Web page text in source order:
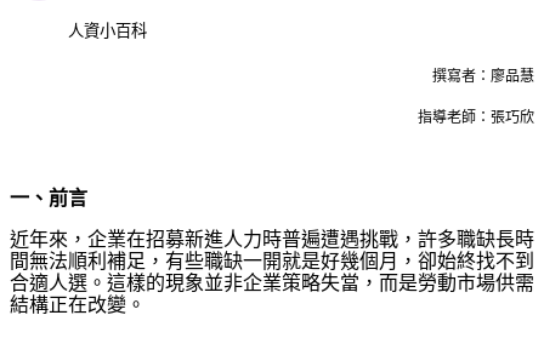
人資小百科
撰寫者：廖品慧
指導老師：張巧欣
一、前言
近年來，企業在招募新進人力時普遍遭遇挑戰，許多職缺長時
間無法順利補足，有些職缺一開就是好幾個月，卻始終找不到
合適人選。這樣的現象並非企業策略失當，而是勞動市場供需
結構正在改變。